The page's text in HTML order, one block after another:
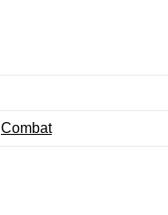
Combat